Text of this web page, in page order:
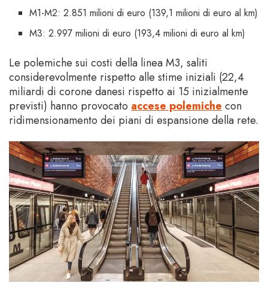
M1-M2: 2.851 milioni di euro (139,1 milioni di euro al km)
M3: 2.997 milioni di euro (193,4 milioni di euro al km)
Le polemiche sui costi della linea M3, saliti
considerevolmente rispetto alle stime iniziali (22,4
miliardi di corone danesi rispetto ai 15 inizialmente
previsti) hanno provocato accese polemiche con
ridimensionamento dei piani di espansione della rete.